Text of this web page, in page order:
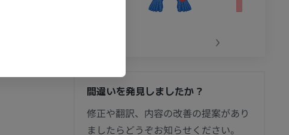
›
間違いを発見しましたか？
修正や翻訳、内容の改善の提案があり
ましたらどうぞお知らせください。